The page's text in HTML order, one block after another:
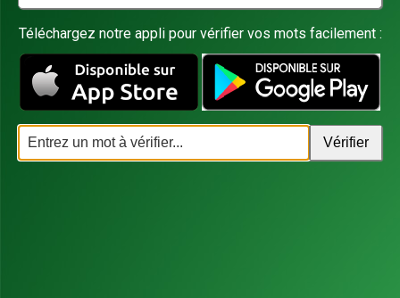
Téléchargez notre appli pour vérifier vos mots facilement :